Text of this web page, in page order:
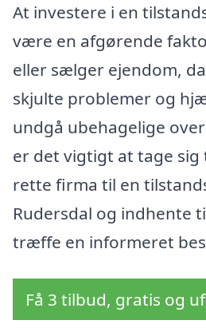
At investere i en
være en afgørende
eller sælger ejendom,
skjulte problemer og
undgå ubehagelige
er det vigtigt at tage
rette firma til en
Rudersdal og indhente
træffe en informeret
Få 3 tilbud, gratis og